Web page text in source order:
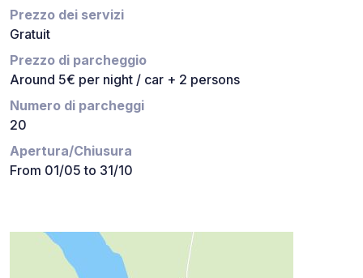
Prezzo dei servizi
Gratuit
Prezzo di parcheggio
Around 5€ per night / car + 2 persons
Numero di parcheggi
20
Apertura/Chiusura
From 01/05 to 31/10